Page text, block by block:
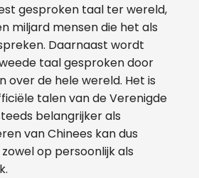
gesproken taal ter wereld,
miljard mensen die het als
Daarnaast wordt
taal gesproken door
over de hele wereld. Het is
talen van de Verenigde
belangrijker als
van Chinees kan dus
op persoonlijk als